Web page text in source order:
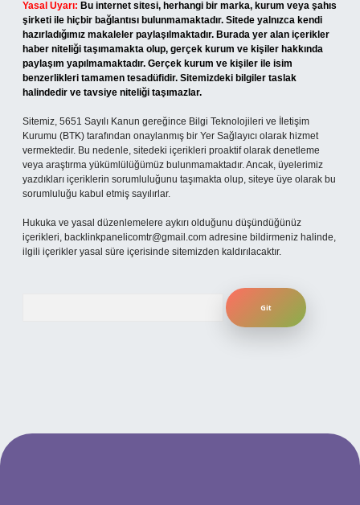
Yasal Uyarı: Bu internet sitesi, herhangi bir marka, kurum veya şahıs
şirketi ile hiçbir bağlantısı bulunmamaktadır. Sitede yalnızca kendi
hazırladığımız makaleler paylaşılmaktadır. Burada yer alan içerikler
haber niteliği taşımamakta olup, gerçek kurum ve kişiler hakkında
paylaşım yapılmamaktadır. Gerçek kurum ve kişiler ile isim
benzerlikleri tamamen tesadüfidir. Sitemizdeki bilgiler taslak
halindedir ve tavsiye niteliği taşımazlar.
Sitemiz, 5651 Sayılı Kanun gereğince Bilgi Teknolojileri ve İletişim
Kurumu (BTK) tarafından onaylanmış bir Yer Sağlayıcı olarak hizmet
vermektedir. Bu nedenle, sitedeki içerikleri proaktif olarak denetleme
veya araştırma yükümlülüğümüz bulunmamaktadır. Ancak, üyelerimiz
yazdıkları içeriklerin sorumluluğunu taşımakta olup, siteye üye olarak bu
sorumluluğu kabul etmiş sayılırlar.
Hukuka ve yasal düzenlemelere aykırı olduğunu düşündüğünüz
içerikleri, backlinkpanelicomtr@gmail.com adresine bildirmeniz halinde,
ilgili içerikler yasal süre içerisinde sitemizden kaldırılacaktır.